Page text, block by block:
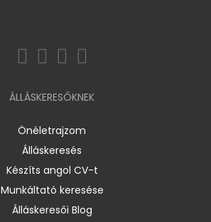
ÁLLÁSKERESŐKNEK
Önéletrajzom
Álláskeresés
Készíts angol CV-t
Munkáltató keresése
Álláskeresői Blog